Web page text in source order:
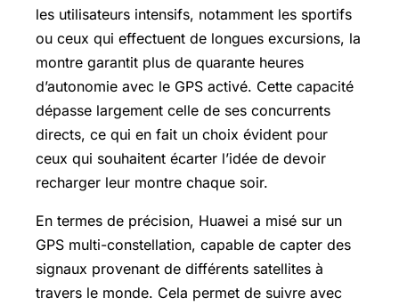
les utilisateurs intensifs, notamment les sportifs
ou ceux qui effectuent de longues excursions, la
montre garantit plus de quarante heures
d’autonomie avec le GPS activé. Cette capacité
dépasse largement celle de ses concurrents
directs, ce qui en fait un choix évident pour
ceux qui souhaitent écarter l’idée de devoir
recharger leur montre chaque soir.
En termes de précision, Huawei a misé sur un
GPS multi-constellation, capable de capter des
signaux provenant de différents satellites à
travers le monde. Cela permet de suivre avec